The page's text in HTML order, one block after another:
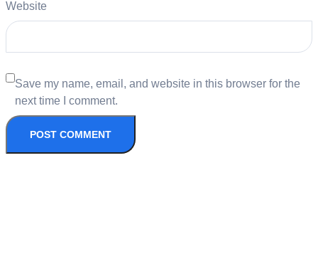
Website
Save my name, email, and website in this browser for the
next time I comment.